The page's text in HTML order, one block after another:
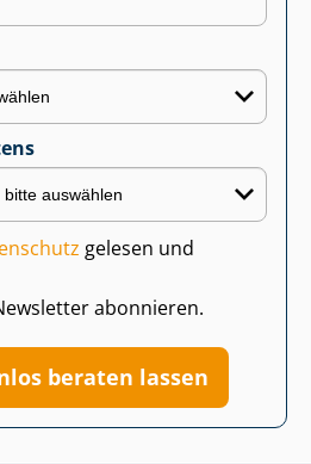
gelesen und
abonnieren.
beraten lassen